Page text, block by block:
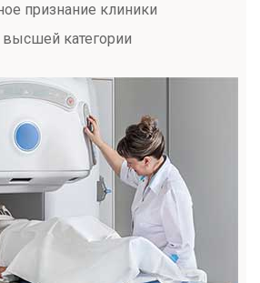
признание клиники
категории